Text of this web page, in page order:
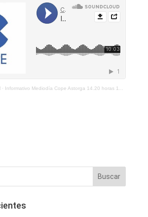
· Informativo Mediodía Cope Astorga 14.20 horas 11 de Mayo 2021